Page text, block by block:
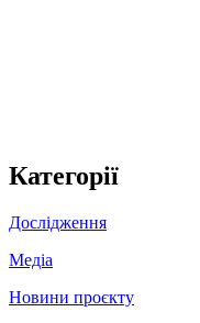
Категорії
Дослідження
Медіа
Новини проєкту